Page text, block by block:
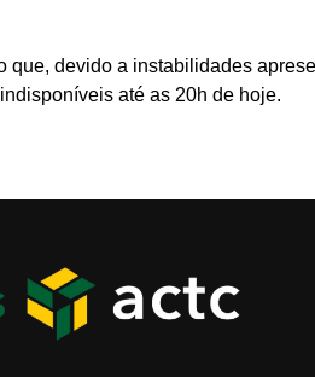
devido a instabilidades
até as 20h de hoje.